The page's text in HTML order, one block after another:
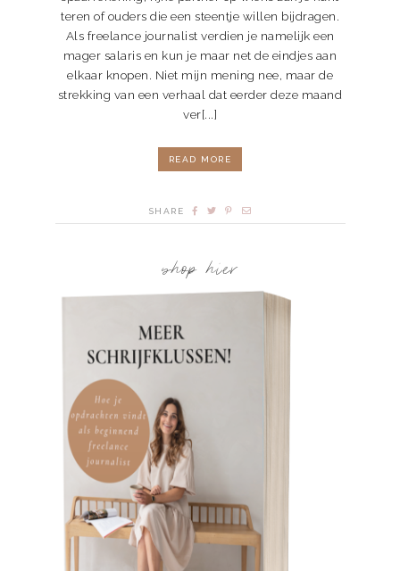
teren of ouders die een steentje willen bijdragen.
Als freelance journalist verdien je namelijk een
mager salaris en kun je maar net de eindjes aan
elkaar knopen. Niet mijn mening nee, maar de
strekking van een verhaal dat eerder deze maand
ver[...]
READ MORE
SHARE
shop hier